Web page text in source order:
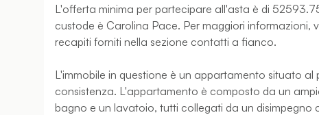
L'offerta minima per partecipare all'asta è di
custode è Carolina Pace. Per maggiori
recapiti forniti nella sezione contatti a fianco.
L'immobile in questione è un appartamento situato
consistenza. L'appartamento è composto da un
bagno e un lavatoio, tutti collegati da un